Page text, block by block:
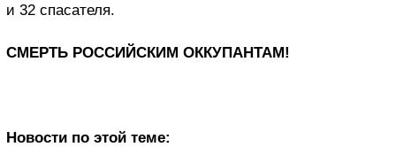
и 32 спасателя.
СМЕРТЬ РОССИЙСКИМ ОККУПАНТАМ!
Новости по этой теме: